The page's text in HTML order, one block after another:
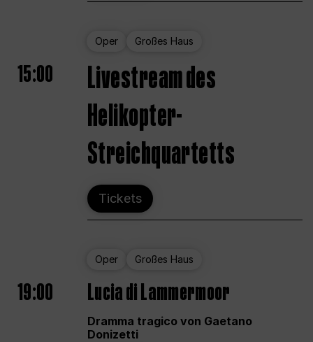
Oper Großes Haus
15:00
Livestream des
Helikopter-
Streichquartetts
Tickets
Oper Großes Haus
19:00 Lucia di Lammermoor
Dramma tragico von Gaetano
Donizetti